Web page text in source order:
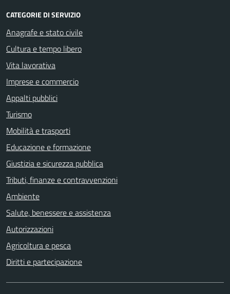
CATEGORIE DI SERVIZIO
Anagrafe e stato civile
Cultura e tempo libero
Vita lavorativa
Imprese e commercio
Appalti pubblici
Turismo
Mobilità e trasporti
Educazione e formazione
Giustizia e sicurezza pubblica
Tributi, finanze e contravvenzioni
Ambiente
Salute, benessere e assistenza
Autorizzazioni
Agricoltura e pesca
Diritti e partecipazione